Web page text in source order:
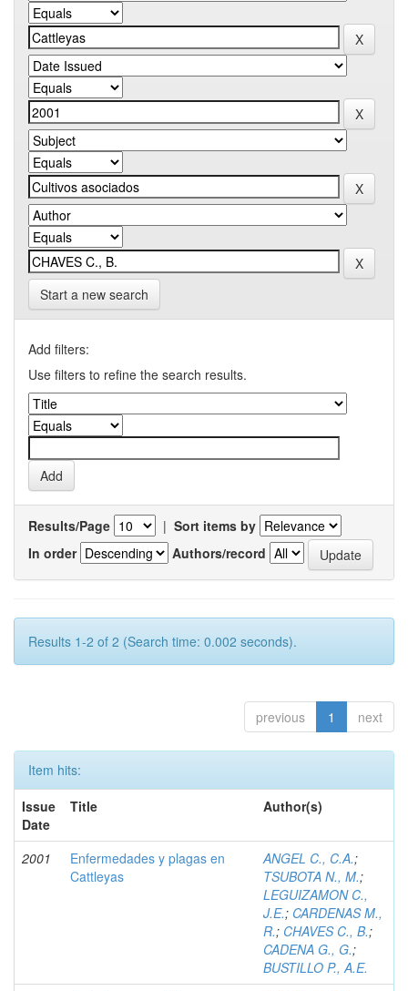
Start a new search
Add filters:
Use filters to refine the search results.
Results/Page | Sort items by
In order
Authors/record
Results 1-2 of 2 (Search time: 0.002 seconds).
previous 1 next
Item hits:
Issue
Date
Title Author(s)
2001
Enfermedades y plagas en
Cattleyas
ANGEL C., C.A.;
TSUBOTA N., M.;
LEGUIZAMON C.,
J.E.; CARDENAS M.,
R.; CHAVES C., B.;
CADENA G., G.;
BUSTILLO P., A.E.